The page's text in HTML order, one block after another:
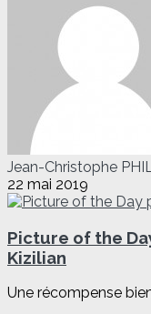
Jean-Christophe
22 mai 2019
Picture of the
Kizilian
Une récompense